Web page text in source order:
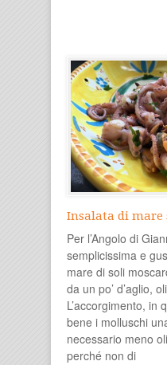
Insalata di mare
Per l’Angolo di
semplicissima e
mare di soli
da un po’ d’aglio,
L’accorgimento, in
bene i molluschi
necessario meno
perché non di